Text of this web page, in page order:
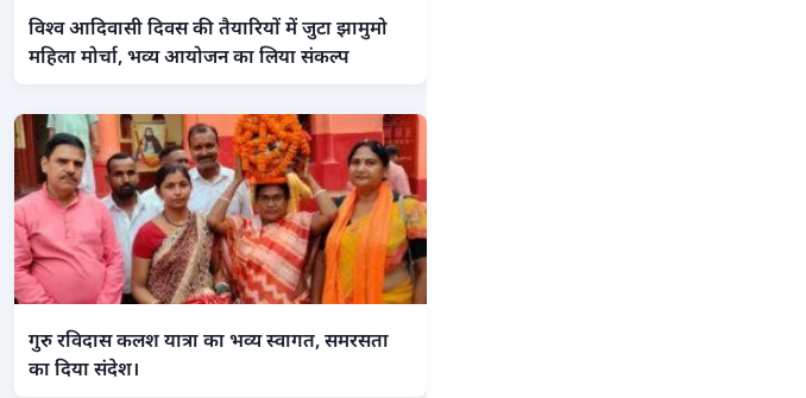
विश्व आदिवासी दिवस की तैयारियों में जुटा झामुमो
महिला मोर्चा, भव्य आयोजन का लिया संकल्प
गुरु रविदास कलश यात्रा का भव्य स्वागत, समरसता
का दिया संदेश।